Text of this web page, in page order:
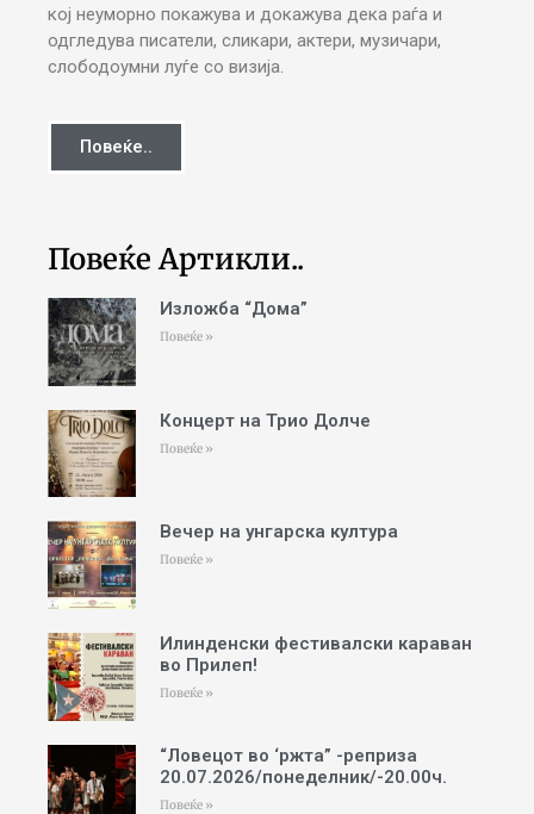
кој неуморно покажува и докажува дека раѓа и
одгледува писатели, сликари, актери, музичари,
слободоумни луѓе со визија.
Повеќе..
Повеќе Артикли..
Изложба “Дома”
Повеќе »
Концерт на Трио Долче
Повеќе »
Вечер на унгарска култура
Повеќе »
Илинденски фестивалски караван
во Прилеп!
Повеќе »
“Ловецот во ‘ржта” -реприза
20.07.2026/понеделник/-20.00ч.
Повеќе »